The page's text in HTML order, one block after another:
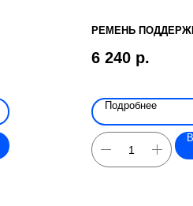
РЕМЕНЬ
6 240 р.
Подробнее